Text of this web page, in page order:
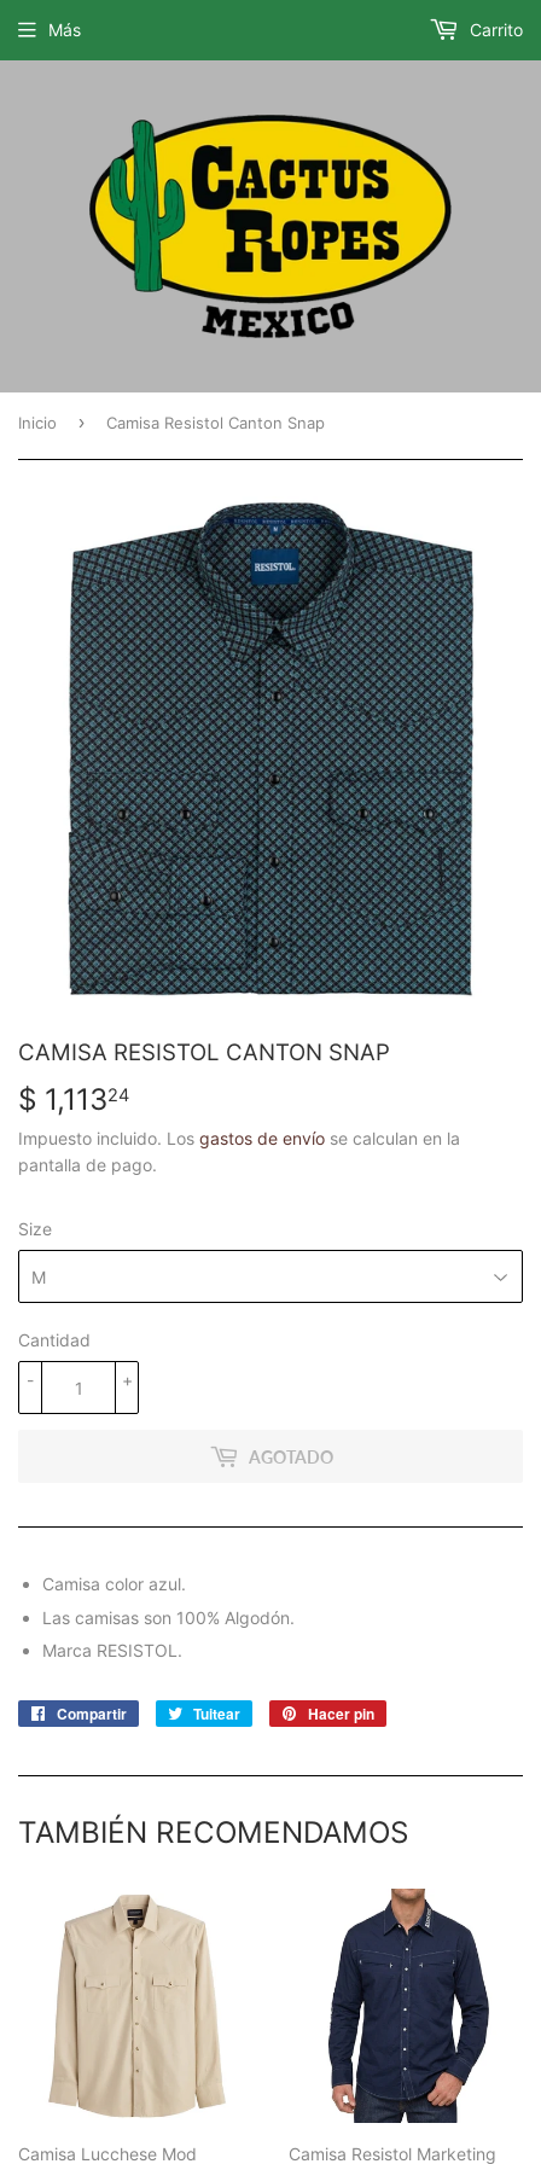
Más Carrito
Inicio › Camisa Resistol Canton Snap
CAMISA RESISTOL CANTON SNAP
$ 1,11324
1,113.24
Impuesto incluido. Los gastos de envío se calculan en la
pantalla de pago.
Size
Cantidad
+
-
AGOTADO
Camisa color azul.
Las camisas son 100% Algodón.
Marca RESISTOL.
Compartir
CompartirTuitear
Tuitear Hacer pin
TAMBIÉN RECOMENDAMOS
Camisa Lucchese Mod
Camisa Resistol Marketing